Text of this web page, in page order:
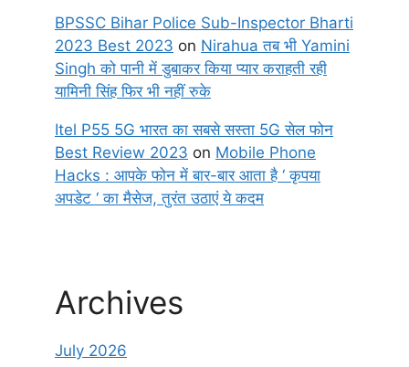
BPSSC Bihar Police Sub-Inspector Bharti
2023 Best 2023 on Nirahua तब भी Yamini
Singh को पानी में डुबाकर किया प्यार कराहती रही
यामिनी सिंह फिर भी नहीं रुके
Itel P55 5G भारत का सबसे सस्ता 5G सेल फोन
Best Review 2023 on Mobile Phone
Hacks : आपके फोन में बार-बार आता है ‘ कृपया
अपडेट ‘ का मैसेज, तुरंत उठाएं ये कदम
Archives
July 2026